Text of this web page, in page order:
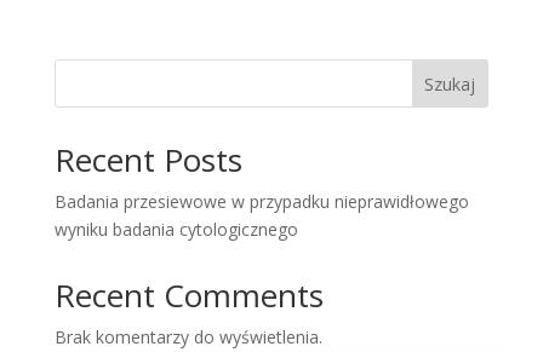
Szukaj
Recent Posts
Badania przesiewowe w przypadku nieprawidłowego
wyniku badania cytologicznego
Recent Comments
Brak komentarzy do wyświetlenia.